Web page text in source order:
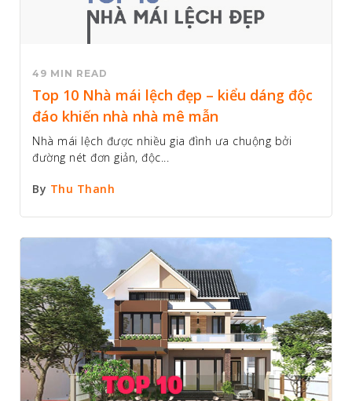
49 MIN READ
Top 10 Nhà mái lệch đẹp – kiểu dáng độc
đáo khiến nhà nhà mê mẫn
Nhà mái lệch được nhiều gia đình ưa chuộng bởi
đường nét đơn giản, độc...
By Thu Thanh